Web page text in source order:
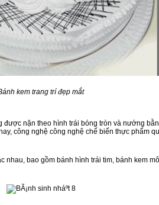
kem trang trí đẹp mắt
nặn theo hình trái bóng tròn và nướng
công nghệ công nghệ chế biến thực phẩm
bao gồm bánh hình trái tim, bánh kem